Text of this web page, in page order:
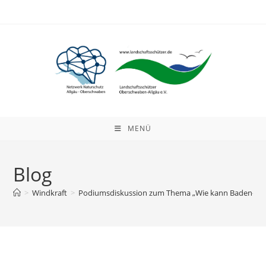
MENÜ
Blog
> Windkraft > Podiumsdiskussion zum Thema „Wie kann Baden-